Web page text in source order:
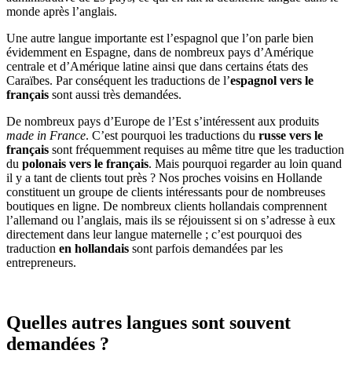
monde après l’anglais.
Une autre langue importante est l’espagnol que l’on parle bien
évidemment en Espagne, dans de nombreux pays d’Amérique
centrale et d’Amérique latine ainsi que dans certains états des
Caraïbes. Par conséquent les traductions de l’espagnol vers le
français sont aussi très demandées.
De nombreux pays d’Europe de l’Est s’intéressent aux produits
made in France. C’est pourquoi les traductions du russe vers le
français sont fréquemment requises au même titre que les traduction
du polonais vers le français. Mais pourquoi regarder au loin quand
il y a tant de clients tout près ? Nos proches voisins en Hollande
constituent un groupe de clients intéressants pour de nombreuses
boutiques en ligne. De nombreux clients hollandais comprennent
l’allemand ou l’anglais, mais ils se réjouissent si on s’adresse à eux
directement dans leur langue maternelle ; c’est pourquoi des
traduction en hollandais sont parfois demandées par les
entrepreneurs.
Quelles autres langues sont souvent
demandées ?